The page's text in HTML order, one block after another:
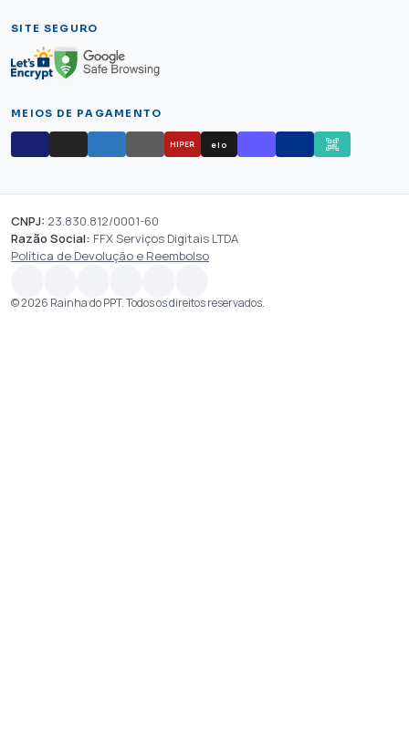
SITE SEGURO
MEIOS DE PAGAMENTO
HIPER elo
CNPJ: 23.830.812/0001-60
Razão Social: FFX Serviços Digitais LTDA
Política de Devolução e Reembolso
© 2026 Rainha do PPT. Todos os direitos reservados.